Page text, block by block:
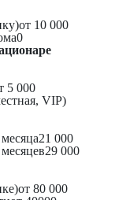
от 10 000
0
5 000
VIP)
21 000
29 000
от 80 000